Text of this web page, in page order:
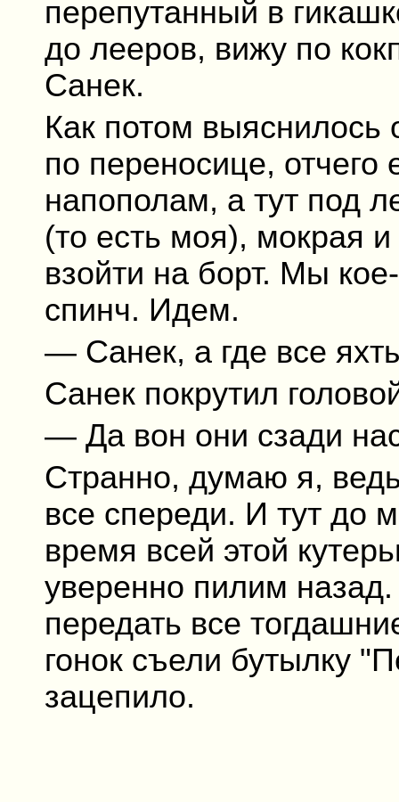
перепутанный в
до лееров, вижу по
Санек.
Как потом выяснилось
по переносице, отчего
напополам, а тут под
(то есть моя), мокрая
взойти на борт. Мы
спинч. Идем.
— Санек, а где все
Санек покрутил
— Да вон они сзади
Странно, думаю я,
все спереди. И тут до
время всей этой
уверенно пилим
передать все
гонок съели бутылку
зацепило.